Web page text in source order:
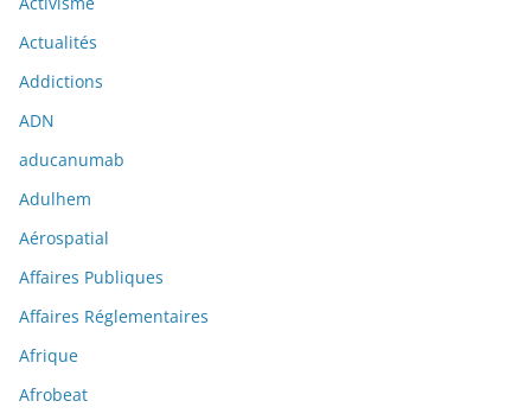
Actualités
Addictions
ADN
aducanumab
Adulhem
Aérospatial
Affaires Publiques
Affaires Réglementaires
Afrique
Afrobeat